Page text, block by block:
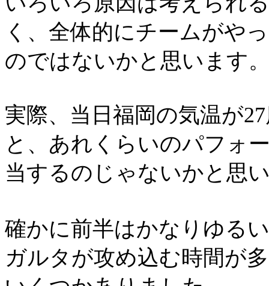
く、全体的にチームがや
のではないかと思います
実際、当日福岡の気温が27
と、あれくらいのパフォ
当するのじゃないかと思
確かに前半はかなりゆる
ガルタが攻め込む時間が